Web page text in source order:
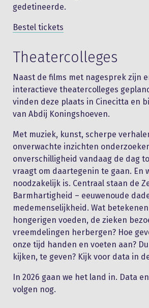
gedetineerde.
Bestel tickets
Theatercolleges
Naast de films met nagesprek zijn
interactieve theatercolleges
vinden deze plaats in Cinecitta en
van Abdij Koningshoeven.
Met muziek, kunst, scherpe
onverwachte inzichten
onverschilligheid vandaag de dag
vraagt om daartegenin te gaan. En
noodzakelijk is. Centraal staan de
Barmhartigheid – eeuwenoude
medemenselijkheid. Wat
hongerigen voeden, de zieken
vreemdelingen herbergen? Hoe
onze tijd handen en voeten aan?
kijken, te geven? Kijk voor data in
In 2026 gaan we het land in. Data
volgen nog.